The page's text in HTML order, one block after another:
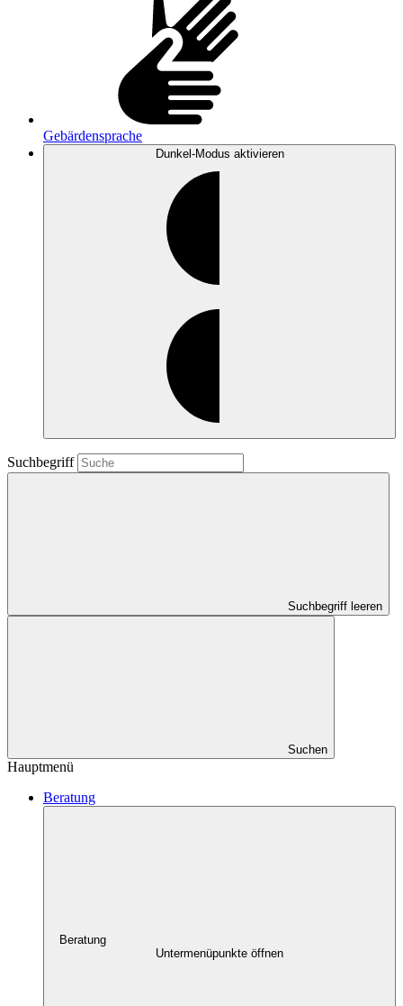
Gebärdensprache
Dunkel-Modus aktivieren
Suchbegriff
Suchbegriff leeren
Suchen
Hauptmenü
Beratung
Beratung
Untermenüpunkte öffnen